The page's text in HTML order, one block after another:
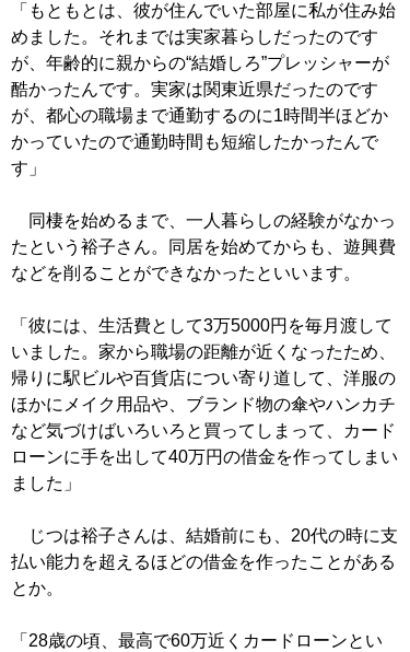
「もともとは、彼が住んでいた部屋に私が住み始
めました。それまでは実家暮らしだったのです
が、年齢的に親からの“結婚しろ”プレッシャーが
酷かったんです。実家は関東近県だったのです
が、都心の職場まで通勤するのに1時間半ほどか
かっていたので通勤時間も短縮したかったんで
す」
同棲を始めるまで、一人暮らしの経験がなかっ
たという裕子さん。同居を始めてからも、遊興費
などを削ることができなかったといいます。
「彼には、生活費として3万5000円を毎月渡して
いました。家から職場の距離が近くなったため、
帰りに駅ビルや百貨店につい寄り道して、洋服の
ほかにメイク用品や、ブランド物の傘やハンカチ
など気づけばいろいろと買ってしまって、カード
ローンに手を出して40万円の借金を作ってしまい
ました」
じつは裕子さんは、結婚前にも、20代の時に支
払い能力を超えるほどの借金を作ったことがある
とか。
「28歳の頃、最高で60万近くカードローンとい